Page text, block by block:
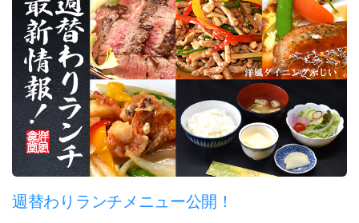
週替わりランチメニュー公開！